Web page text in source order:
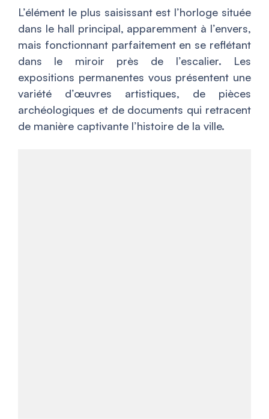
L’élément le plus saisissant est l’horloge située
dans le hall principal, apparemment à l’envers,
mais fonctionnant parfaitement en se reflétant
dans le miroir près de l’escalier. Les
expositions permanentes vous présentent une
variété d’œuvres artistiques, de pièces
archéologiques et de documents qui retracent
de manière captivante l’histoire de la ville.